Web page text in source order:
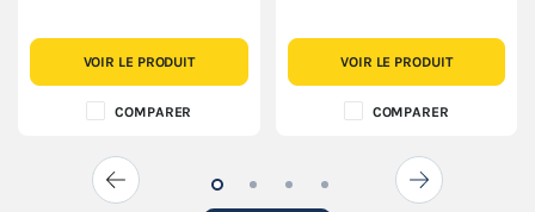
VOIR LE PRODUIT
COMPARER
VOIR LE PRODUIT
COMPARER